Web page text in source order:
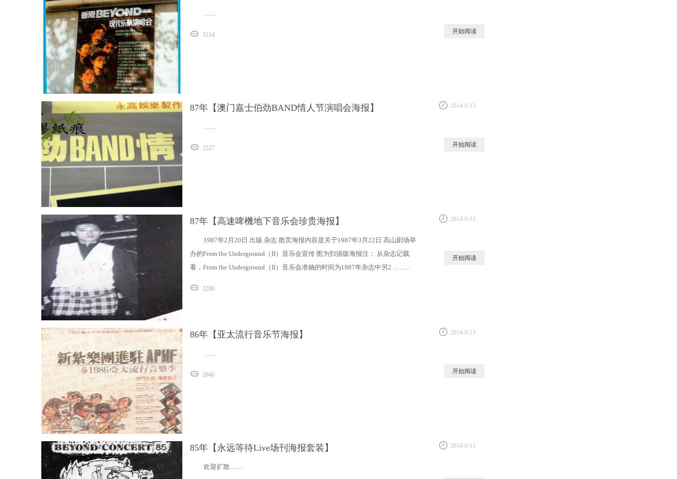
……
3114 开始阅读
87年【澳门嘉士伯劲BAND情人节演唱会海报】
……
2527
2014-9-13
开始阅读
87年【高速啤機地下音乐会珍贵海报】
1987年2月20日 出版 杂志 散页海报内容是关于1987年3月22日 高山剧场举
办的From the Underground（II）音乐会宣传 图为扫描版海报注： 从杂志记载
看，From the Underground（II）音乐会准确的时间为1987年杂志中另2 ...……
2286
2014-9-13
开始阅读
86年【亚太流行音乐节海报】
……
2046
2014-9-13
开始阅读
85年【永远等待Live场刊海报套装】
欢迎扩散……
2014-9-13